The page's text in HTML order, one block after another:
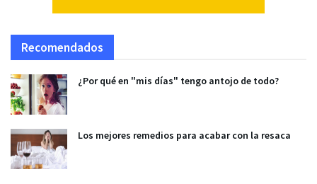
Recomendados
¿Por qué en "mis días" tengo antojo de todo?
Los mejores remedios para acabar con la resaca